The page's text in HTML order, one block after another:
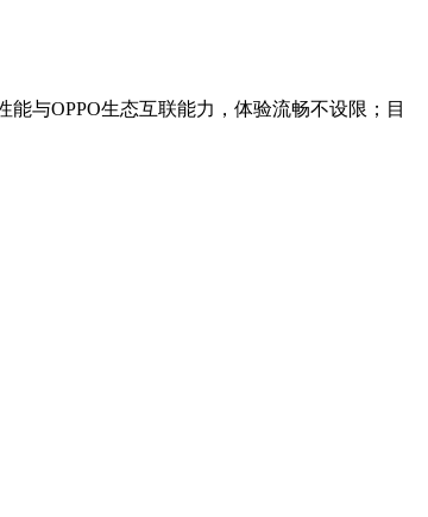
与OPPO生态互联能力，体验流畅不设限；目